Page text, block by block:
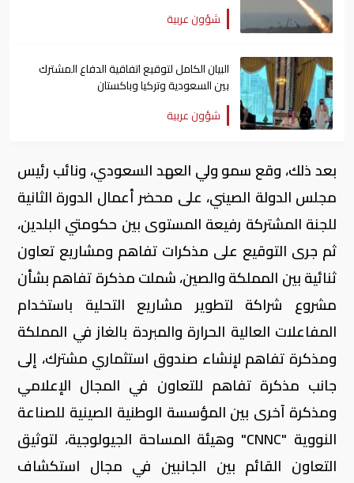
شؤون عربية
البيان الكامل لتوقيع اتفاقية الدفاع المشترك
بين السعودية وتركيا وباكستان
شؤون عربية
بعد ذلك، وقع سمو ولي العهد السعودي، ونائب رئيس
مجلس الدولة الصيني، على محضر أعمال الدورة الثانية
للجنة المشتركة رفيعة المستوى بين حكومتي البلدين،
ثم جرى التوقيع على مذكرات تفاهم ومشاريع تعاون
ثنائية بين المملكة والصين، شملت مذكرة تفاهم بشأن
مشروع شراكة لتطوير مشاريع التحلية باستخدام
المفاعلات العالية الحرارة والمبردة بالغاز في المملكة
ومذكرة تفاهم لإنشاء صندوق استثماري مشترك، إلى
جانب مذكرة تفاهم للتعاون في المجال الإعلامي
ومذكرة آخرى بين المؤسسة الوطنية الصينية للصناعة
النووية "CNNC" وهيئة المساحة الجيولوجية، لتوثيق
التعاون القائم بين الجانبين في مجال استكشاف